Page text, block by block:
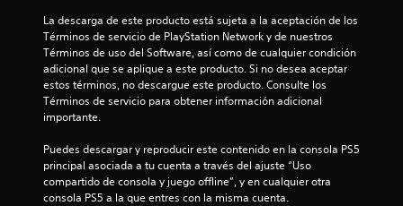
La descarga de este producto está sujeta a la aceptación de los
Términos de servicio de PlayStation Network y de nuestros
Términos de uso del Software, así como de cualquier condición
adicional que se aplique a este producto. Si no desea aceptar
estos términos, no descargue este producto. Consulte los
Términos de servicio para obtener información adicional
importante.
Puedes descargar y reproducir este contenido en la consola PS5
principal asociada a tu cuenta a través del ajuste “Uso
compartido de consola y juego offline”, y en cualquier otra
consola PS5 a la que entres con la misma cuenta.